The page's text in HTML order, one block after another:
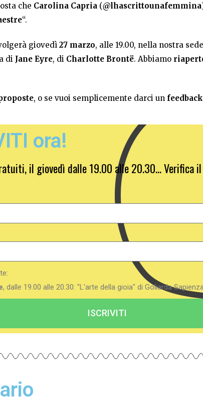
che Carolina Capria (@lhascrittounafemmina
“.
giovedì 27 marzo, alle 19.00, nella nostra sede
di Jane Eyre, di Charlotte Brontë. Abbiamo
, o se vuoi semplicemente darci un feedback
ora!
il giovedì dalle 19.00 alle 20.30… Verifica il
, dalle 19.00 alle 20.30: "L'arte della gioia" di Goliarda
ISCRIVITI